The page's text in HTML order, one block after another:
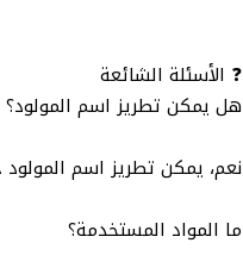
❓ الأسئلة الشائعة
هل يمكن تطريز اسم المولود؟
نعم، يمكن تطريز اسم
ما المواد المستخدمة؟